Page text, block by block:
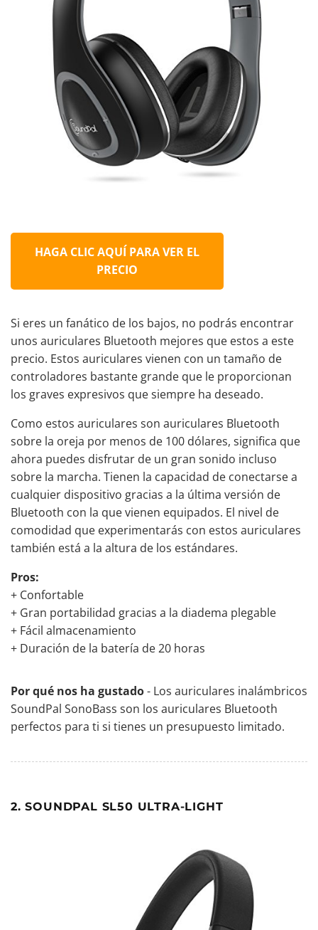
HAGA CLIC AQUÍ PARA VER EL
PRECIO
Si eres un fanático de los bajos, no podrás encontrar
unos auriculares Bluetooth mejores que estos a este
precio. Estos auriculares vienen con un tamaño de
controladores bastante grande que le proporcionan
los graves expresivos que siempre ha deseado.
Como estos auriculares son auriculares Bluetooth
sobre la oreja por menos de 100 dólares, significa que
ahora puedes disfrutar de un gran sonido incluso
sobre la marcha. Tienen la capacidad de conectarse a
cualquier dispositivo gracias a la última versión de
Bluetooth con la que vienen equipados. El nivel de
comodidad que experimentarás con estos auriculares
también está a la altura de los estándares.
Pros:
+ Confortable
+ Gran portabilidad gracias a la diadema plegable
+ Fácil almacenamiento
+ Duración de la batería de 20 horas
Por qué nos ha gustado- Los auriculares inalámbricos
SoundPal SonoBass son los auriculares Bluetooth
perfectos para ti si tienes un presupuesto limitado.
2. SOUNDPAL SL50 ULTRA-LIGHT